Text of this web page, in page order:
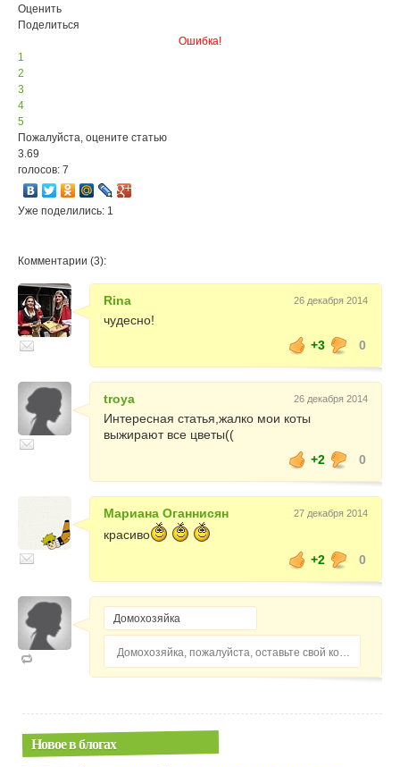
Оценить
Поделиться
Ошибка!
1
2
3
4
5
Пожалуйста, оцените статью
3.69
голосов: 7
Уже поделились: 1
Комментарии (3):
Rina 26 декабря 2014
чудесно!
+3
0
troya 26 декабря 2014
Интересная статья,жалко мои коты
выжирают все цветы((
+2
0
Мариана Оганнисян 27 декабря 2014
красиво
+2
0
Домохозяйка, пожалуйста, оставьте свой комментарий...
Новое в блогах